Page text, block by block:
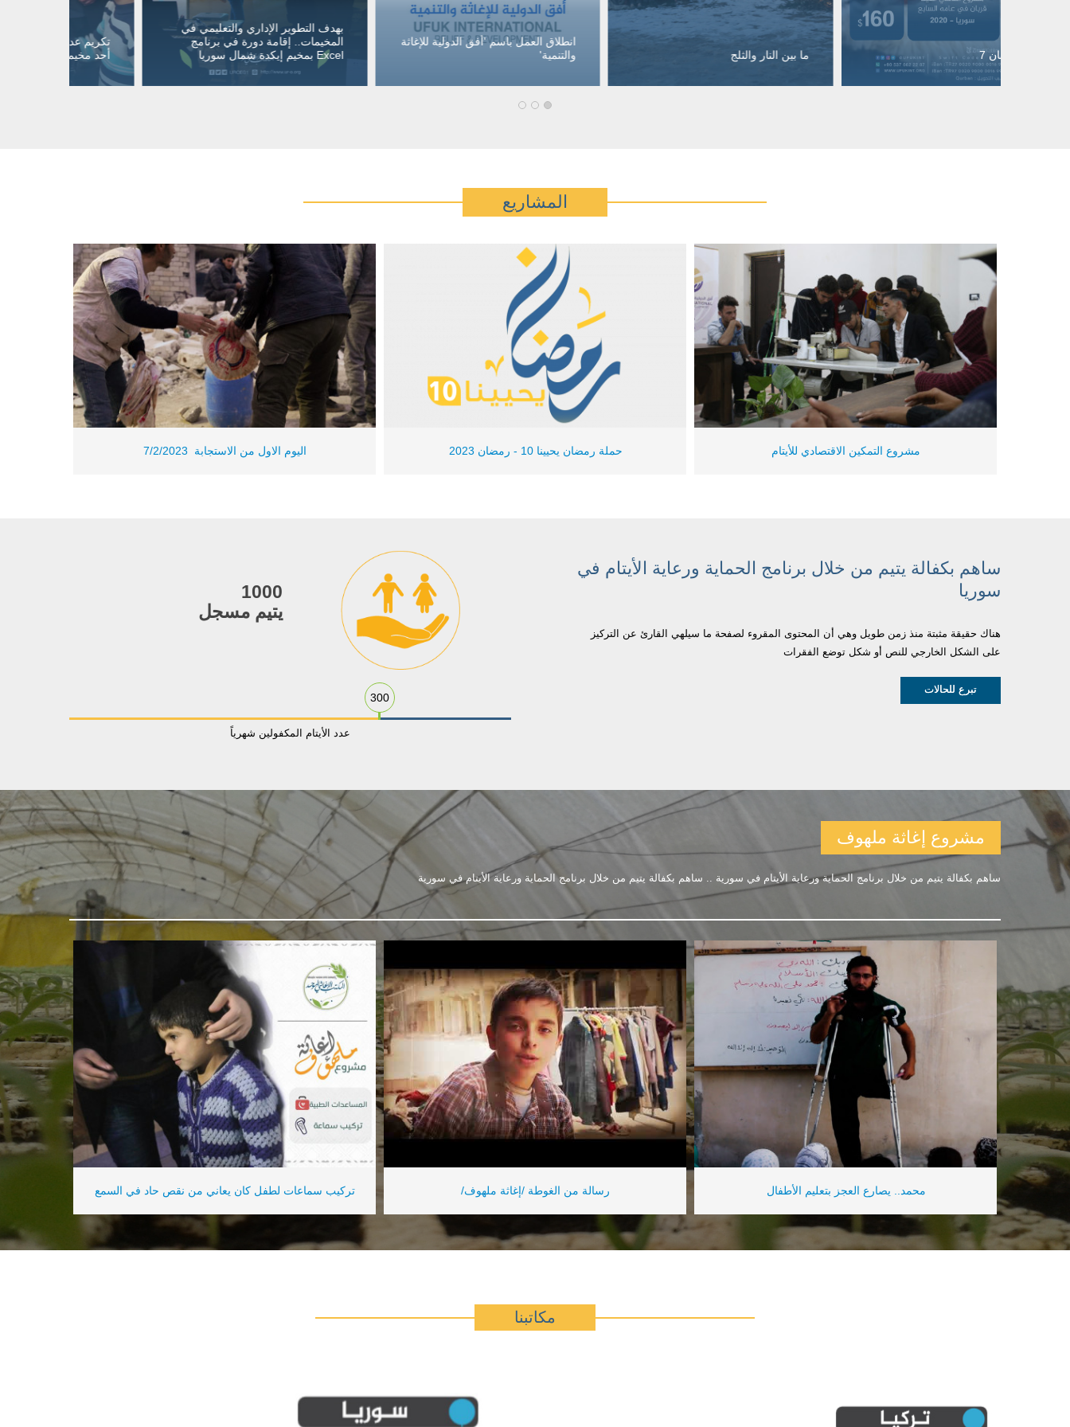
ما بين النار والثلج
انطلاق العمل باسم 'أفق الدولية للإغاثة
والتنمية'
بهدف التطوير الإداري والتعليمي في
المخيمات.. إقامة دورة في برنامج
تكريم عدد من الطلاب المتفوقين في
أحد مخيمات الشمال السوري
المشاريع
مشروع التمكين الاقتصادي للأيتام حملة رمضان يحيينا 10 - رمضان 2023 اليوم الاول من الاستجابة 7/2/2023
ساهم بكفالة يتيم من خلال برنامج الحماية ورعاية الأيتام في
سوريا
هناك حقيقة مثبتة منذ زمن طويل وهي أن المحتوى المقروء لصفحة ما سيلهي القارئ عن التركيز
على الشكل الخارجي للنص أو شكل توضع الفقرات
تبرع للحالات
1000
يتيم مسجل
300
عدد الأيتام المكفولين شهرياً
مشروع إغاثة ملهوف
ﺳﺎهم ﺑﮑﻔﺎﻟﺔ ﯾﺘﯿﻢ ﻣﻦ ﺧﻼل ﺑﺮﻧﺎﻣﺞ اﻟﺤﻤﺎﯾﺔ ورﻋﺎﯾﺔ اﻷﯾﺘﺎم ﻓﻲ ﺳﻮرﯾﺔ .. ساهم ﺑﮑﻔﺎﻟﺔ ﯾﺘﯿﻢ ﻣﻦ ﺧﻼل ﺑﺮﻧﺎﻣﺞ اﻟﺤﻤﺎﯾﺔ ورﻋﺎﯾﺔ اﻷﯾﺘﺎم ﻓﻲ ﺳﻮرﯾﺔ
محمد.. يصارع العجز بتعليم الأطفال رسالة من الغوطة /إغاثة ملهوف/ تركيب سماعات لطفل كان يعاني من نقص حاد في السمع
مكاتبنا